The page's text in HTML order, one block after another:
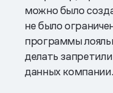
можно было
не было
программы
делать
данных компании.